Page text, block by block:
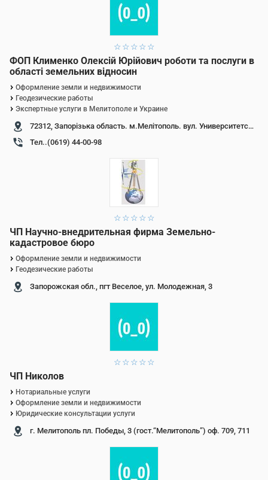
4 звезды
3 звезды
2 звезды
1 звезда
ФОП Клименко Олексій Юрійович роботи та послуги в
області земельних відносин
Оформление земли и недвижимости
Геодезические работы
Экспертные услуги в Мелитополе и Украине
72312, Запорізька область. м.Мелітополь. вул. Университетская, 11, оф.11 (Свердлова)
Тел..(0619) 44-00-98
4 звезды
3 звезды
2 звезды
1 звезда
ЧП Научно-внедрительная фирма Земельно-
кадастровое бюро
Оформление земли и недвижимости
Геодезические работы
Запорожская обл., пгт Веселое, ул. Молодежная, 3
4 звезды
3 звезды
2 звезды
1 звезда
ЧП Николов
Нотариальные услуги
Оформление земли и недвижимости
Юридические консультации услуги
г. Мелитополь пл. Победы, 3 (гост.“Мелитополь”) оф. 709, 711